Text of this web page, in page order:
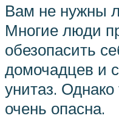
Вам не нужны
Многие люди
обезопасить
домочадцев и
унитаз.
очень опасна.